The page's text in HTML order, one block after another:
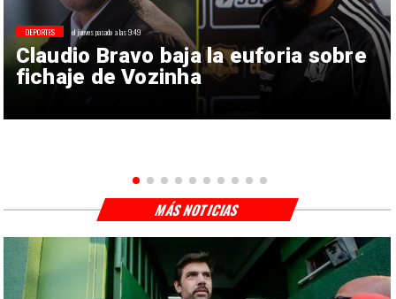
Claudio Bravo baja la euforia sobre
fichaje de Vozinha
DEPORTES el jueves pasado a las 9:49
MÁS NOTICIAS